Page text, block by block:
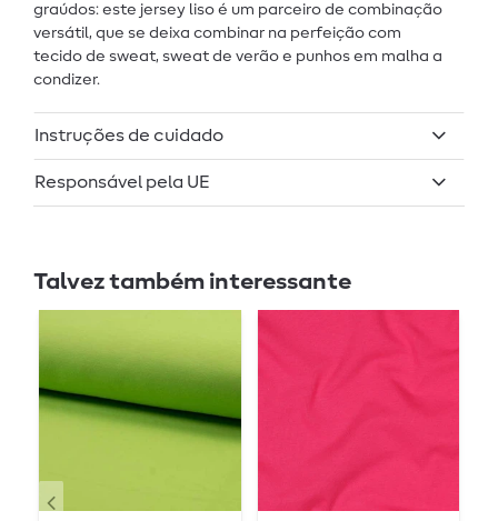
graúdos: este jersey liso é um parceiro de combinação
versátil, que se deixa combinar na perfeição com
tecido de sweat, sweat de verão e punhos em malha a
condizer.
Instruções de cuidado
Responsável pela UE
Talvez também interessante